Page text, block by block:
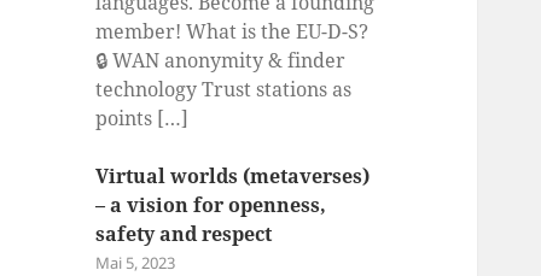
member! What is the EU-D-S?
🔒 WAN anonymity & finder
technology Trust stations as
points […]
Virtual worlds (metaverses)
– a vision for openness,
safety and respect
Mai 5, 2023